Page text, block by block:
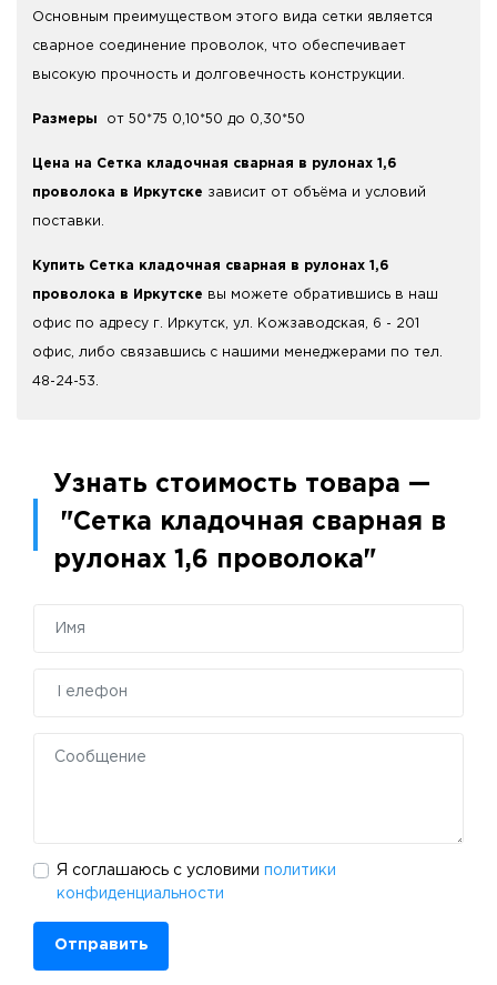
Основным преимуществом этого вида сетки является
сварное соединение проволок, что обеспечивает
высокую прочность и долговечность конструкции.
Размеры от 50*75 0,10*50 до 0,30*50
Цена на Сетка кладочная сварная в рулонах 1,6
проволока в Иркутске зависит от объёма и условий
поставки.
Купить Сетка кладочная сварная в рулонах 1,6
проволока в Иркутске вы можете обратившись в наш
офис по адресу г. Иркутск, ул. Кожзаводская, 6 - 201
офис, либо связавшись с нашими менеджерами по тел.
48-24-53.
Узнать стоимость товара —
"Сетка кладочная сварная в
рулонах 1,6 проволока"
Я соглашаюсь с условими политики
конфиденциальности
Отправить